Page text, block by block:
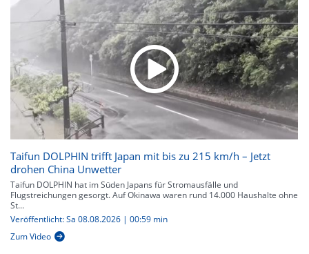
Taifun DOLPHIN trifft Japan mit bis zu 215 km/h – Jetzt
drohen China Unwetter
Taifun DOLPHIN hat im Süden Japans für Stromausfälle und
Flugstreichungen gesorgt. Auf Okinawa waren rund 14.000 Haushalte ohne
St...
Veröffentlicht: Sa 08.08.2026 | 00:59 min
Zum Video